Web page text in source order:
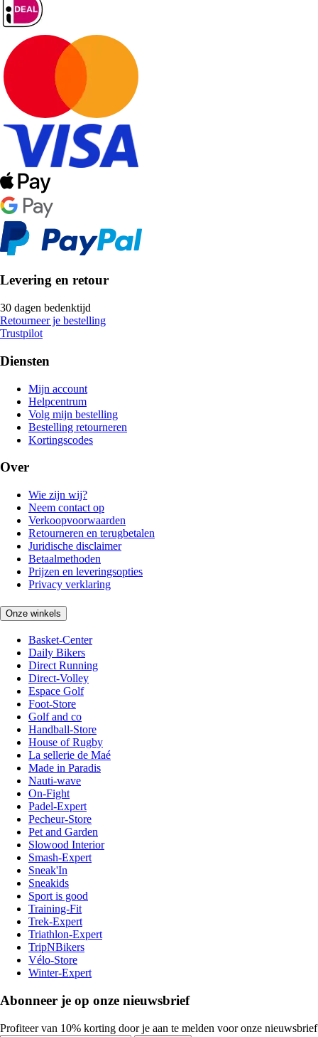
Levering en retour
30 dagen bedenktijd
Retourneer je bestelling
Trustpilot
Diensten
Mijn account
Helpcentrum
Volg mijn bestelling
Bestelling retourneren
Kortingscodes
Over
Wie zijn wij?
Neem contact op
Verkoopvoorwaarden
Retourneren en terugbetalen
Juridische disclaimer
Betaalmethoden
Prijzen en leveringsopties
Privacy verklaring
Onze winkels
Basket-Center
Daily Bikers
Direct Running
Direct-Volley
Espace Golf
Foot-Store
Golf and co
Handball-Store
House of Rugby
La sellerie de Maé
Made in Paradis
Nauti-wave
On-Fight
Padel-Expert
Pecheur-Store
Pet and Garden
Slowood Interior
Smash-Expert
Sneak'In
Sneakids
Sport is good
Training-Fit
Trek-Expert
Triathlon-Expert
TripNBikers
Vélo-Store
Winter-Expert
Abonneer je op onze nieuwsbrief
Profiteer van 10% korting door je aan te melden voor onze nieuwsbrief